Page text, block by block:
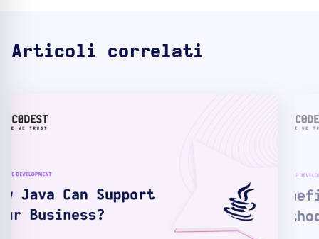
Articoli correlati